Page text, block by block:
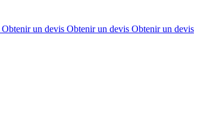
Obtenir un devis Obtenir un devis Obtenir un devis